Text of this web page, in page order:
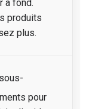
à fond.
produits
plus.
pour